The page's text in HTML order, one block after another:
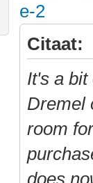
e-2
Citaat:
It's a bit
Dremel
room
does